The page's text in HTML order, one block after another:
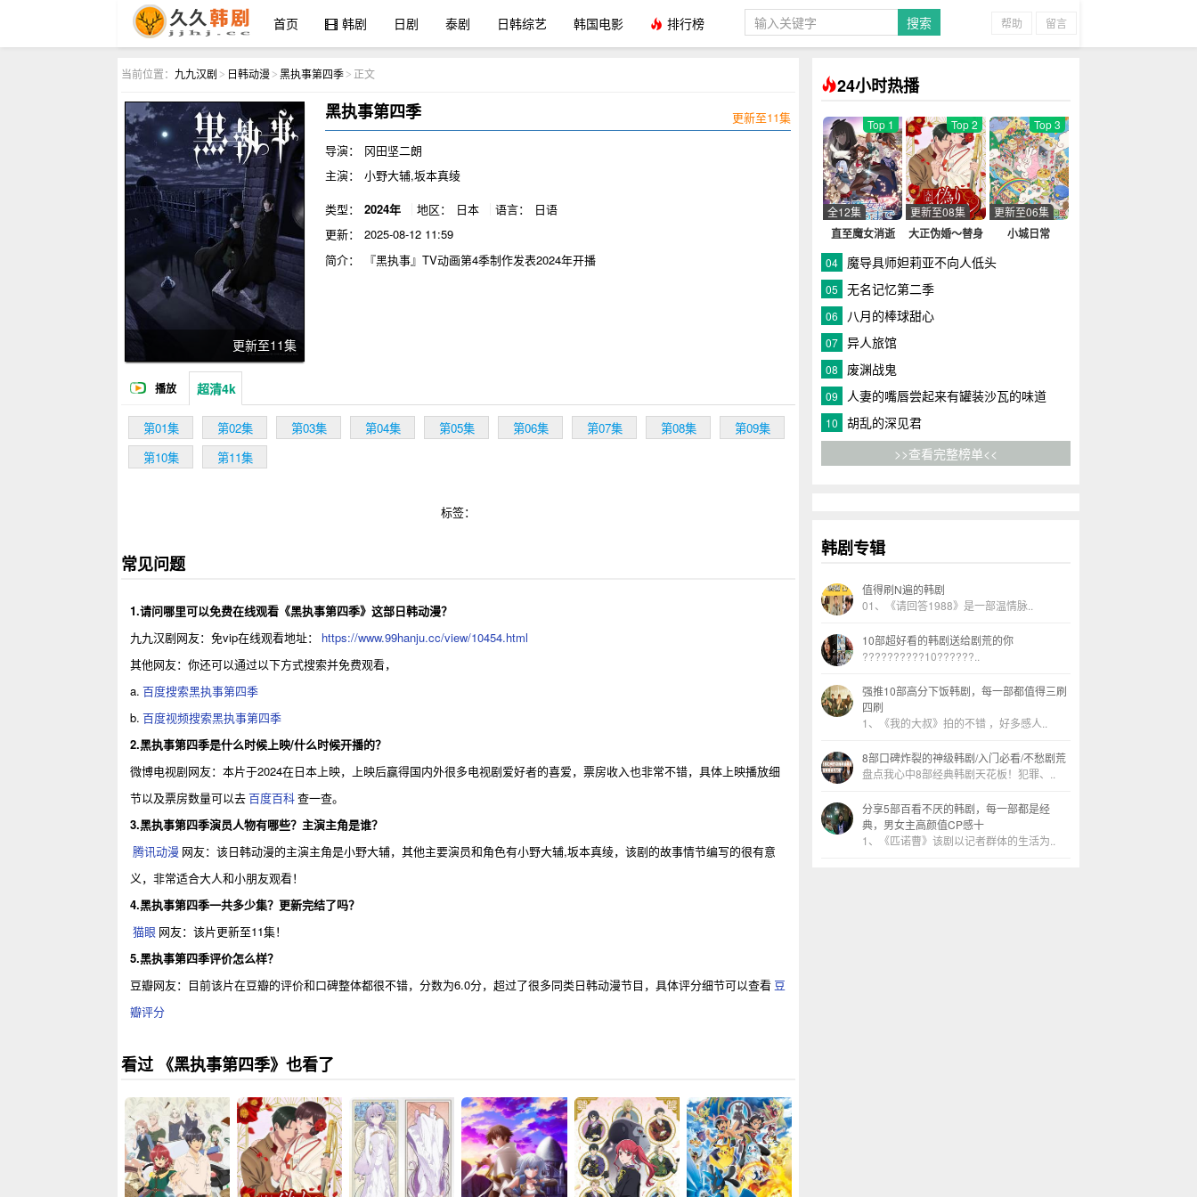
九九汉剧
首页 韩剧 日剧 泰剧 日韩综艺 韩国电影 排行榜 帮助 留言
当前位置： 九九汉剧 > 日韩动漫 > 黑执事第四季 > 正文
更新至11集
黑执事第四季
更新至11集
导演：
冈田坚二朗
主演：
小野大辅,坂本真绫
类型：
2024年 地区： 日本 语言：
日语
更新：
2025-08-12 11:59
简介：
『黑执事』TV动画第4季制作发表2024年开播
播放 超清4k
第01集 第02集 第03集 第04集 第05集 第06集 第07集 第08集
第09集
第10集
第11集
标签：
常见问题
1.请问哪里可以免费在线观看《黑执事第四季》这部日韩动漫？
九九汉剧网友：免vip在线观看地址：
https://www.99hanju.cc/view/10454.html
其他网友：你还可以通过以下方式搜索并免费观看，
a. 百度搜索黑执事第四季
b. 百度视频搜索黑执事第四季
2.黑执事第四季是什么时候上映/什么时候开播的？
微博电视剧网友：本片于2024在日本上映，上映后赢得国内外很多电视剧爱好者的喜爱，票房收入也非常不错，具体上映播放细
节以及票房数量可以去百度百科查一查。
3.黑执事第四季演员人物有哪些？主演主角是谁？
腾讯动漫 网友：该日韩动漫的主演主角是小野大辅，其他主要演员和角色有小野大辅,坂本真绫，该剧的故事情节编写的很有意
义，非常适合大人和小朋友观看！
4.黑执事第四季一共多少集？更新完结了吗？
猫眼 网友：该片更新至11集！
5.黑执事第四季评价怎么样？
豆瓣网友：目前该片在豆瓣的评价和口碑整体都很不错，分数为6.0分，超过了很多同类日韩动漫节目，具体评分细节可以查看 豆
瓣评分
看过 《黑执事第四季》也看了
24小时热播
直至魔女消逝
Top 1
全12集
大正伪婚～替身
爱
Top 2
更新至08集
小城日常
Top 3
更新至06集
04 魔导具师妲莉亚不向人低头
05 无名记忆第二季
06 八月的棒球甜心
07 异人旅馆
08 废渊战鬼
09 人妻的嘴唇尝起来有罐装沙瓦的味道
10
胡乱的深见君
>>查看完整榜单<<
韩剧专辑
值得刷N遍的韩剧
01、《请回答1988》是一部温情脉..
10部超好看的韩剧送给剧荒的你
??????????10??????..
强推10部高分下饭韩剧，每一部都值得三刷
四刷
1、《我的大叔》拍的不错 ，好多感人..
8部口碑炸裂的神级韩剧/入门必看/不愁剧荒
盘点我心中8部经典韩剧天花板！犯罪、..
分享5部百看不厌的韩剧，每一部都是经
典，男女主高颜值CP感十
1、《匹诺曹》该剧以记者群体的生活为..